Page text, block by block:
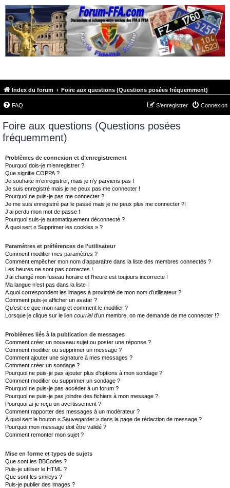
Index du forum Foire aux questions (Questions posées fréquemment)
FAQ Connexion
S’enregistrer
Foire aux questions (Questions posées
fréquemment)
Problèmes de connexion et d’enregistrement
Pourquoi dois-je m’enregistrer ?
Que signifie COPPA ?
Je souhaite m’enregistrer, mais je n’y parviens pas !
Je suis enregistré mais je ne peux pas me connecter !
Pourquoi ne puis-je pas me connecter ?
Je me suis enregistré par le passé mais je ne peux plus me connecter ?!
J’ai perdu mon mot de passe !
Pourquoi suis-je automatiquement déconnecté ?
À quoi sert « Supprimer les cookies » ?
Paramètres et préférences de l’utilisateur
Comment modifier mes paramètres ?
Comment empêcher mon nom d’apparaître dans la liste des membres connectés ?
Les heures ne sont pas correctes !
J’ai changé mon fuseau horaire et l’heure est toujours incorrecte !
Ma langue n’est pas dans la liste !
A quoi correspondent les images à proximité de mon nom d’utilisateur ?
Comment puis-je afficher un avatar ?
Qu’est-ce que mon rang et comment le modifier ?
Lorsque je clique sur le lien courrield’un membre, on me demande de me connecter !?
Problèmes liés à la publication de messages
Comment créer un nouveau sujet ou poster une réponse ?
Comment modifier ou supprimer un message ?
Comment ajouter une signature à mes messages ?
Comment créer un sondage ?
Pourquoi ne puis-je pas ajouter plus d’options à mon sondage ?
Comment modifier ou supprimer un sondage ?
Pourquoi ne puis-je pas accéder à un forum ?
Pourquoi ne puis-je pas joindre des fichiers à mon message ?
Pourquoi ai-je reçu un avertissement ?
Comment rapporter des messages à un modérateur ?
À quoi sert le bouton « Sauvegarder » dans la page de rédaction de message ?
Pourquoi mon message doit être validé ?
Comment remonter mon sujet ?
Mise en forme et types de sujets
Que sont les BBCodes ?
Puis-je utiliser le HTML ?
Que sont les smileys ?
Puis-je publier des images ?